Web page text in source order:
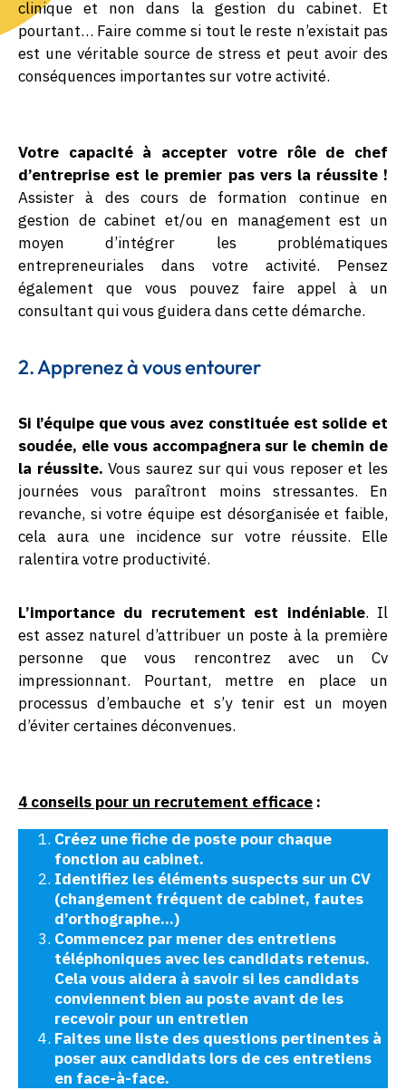
clinique et non dans la gestion du cabinet. Et
pourtant… Faire comme si tout le reste n’existait pas
est une véritable source de stress et peut avoir des
conséquences importantes sur votre activité.
Votre capacité à accepter votre rôle de chef
d’entreprise est le premier pas vers la réussite !
Assister à des cours de formation continue en
gestion de cabinet et/ou en management est un
moyen d’intégrer les problématiques
entrepreneuriales dans votre activité. Pensez
également que vous pouvez faire appel à un
consultant qui vous guidera dans cette démarche.
2. Apprenez à vous entourer
Si l’équipe que vous avez constituée est solide et
soudée, elle vous accompagnera sur le chemin de
la réussite. Vous saurez sur qui vous reposer et les
journées vous paraîtront moins stressantes. En
revanche, si votre équipe est désorganisée et faible,
cela aura une incidence sur votre réussite. Elle
ralentira votre productivité.
L’importance du recrutement est indéniable. Il
est assez naturel d’attribuer un poste à la première
personne que vous rencontrez avec un Cv
impressionnant. Pourtant, mettre en place un
processus d’embauche et s’y tenir est un moyen
d’éviter certaines déconvenues.
4 conseils pour un recrutement efficace :
Créez une fiche de poste pour chaque
fonction au cabinet.
Identifiez les éléments suspects sur un CV
(changement fréquent de cabinet, fautes
d’orthographe…)
Commencez par mener des entretiens
téléphoniques avec les candidats retenus.
Cela vous aidera à savoir si les candidats
conviennent bien au poste avant de les
recevoir pour un entretien
Faites une liste des questions pertinentes à
poser aux candidats lors de ces entretiens
en face-à-face.